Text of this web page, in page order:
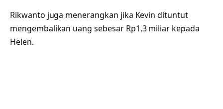
Rikwanto juga menerangkan jika Kevin dituntut
mengembalikan uang sebesar Rp1,3 miliar kepada
Helen.